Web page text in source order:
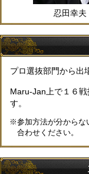
忍田幸夫
プロ選抜部門から出
Maru-Jan上で１６
す。
参加方法が分からな
合わせください。